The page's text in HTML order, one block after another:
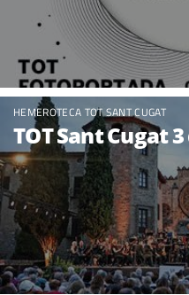
HEMEROTECA TOT SANT CUGAT
TOT Sant Cugat